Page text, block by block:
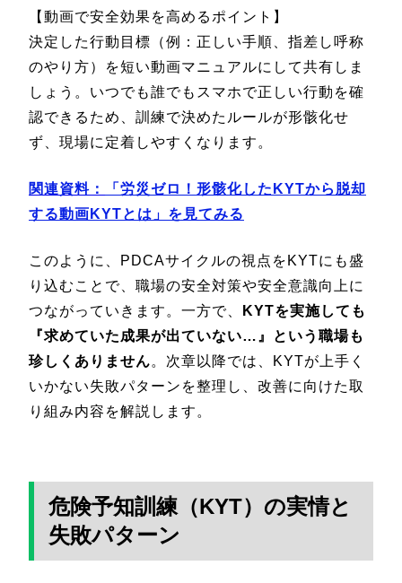
【動画で安全効果を高めるポイント】
決定した行動目標（例：正しい手順、指差し呼称
のやり方）を短い動画マニュアルにして共有しま
しょう。いつでも誰でもスマホで正しい行動を確
認できるため、訓練で決めたルールが形骸化せ
ず、現場に定着しやすくなります。
関連資料：
「労災ゼロ！形骸化したKYTから脱却
する動画KYTとは 」を見てみる
このように、PDCAサイクルの視点をKYTにも盛
り込むことで、職場の安全対策や安全意識向上に
つながっていきます。一方で、
KYTを実施しても
『求めていた成果が出ていない…』という職場も
珍しくありません。次章以降では、KYTが上手く
いかない失敗パターンを整理し、改善に向けた取
り組み内容を解説します。
危険予知訓練（KYT）の実情と
失敗パターン